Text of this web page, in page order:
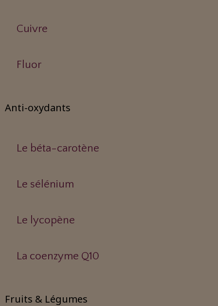
Cuivre
Fluor
Anti-oxydants
Le béta-carotène
Le sélénium
Le lycopène
La coenzyme Q10
Fruits & Légumes